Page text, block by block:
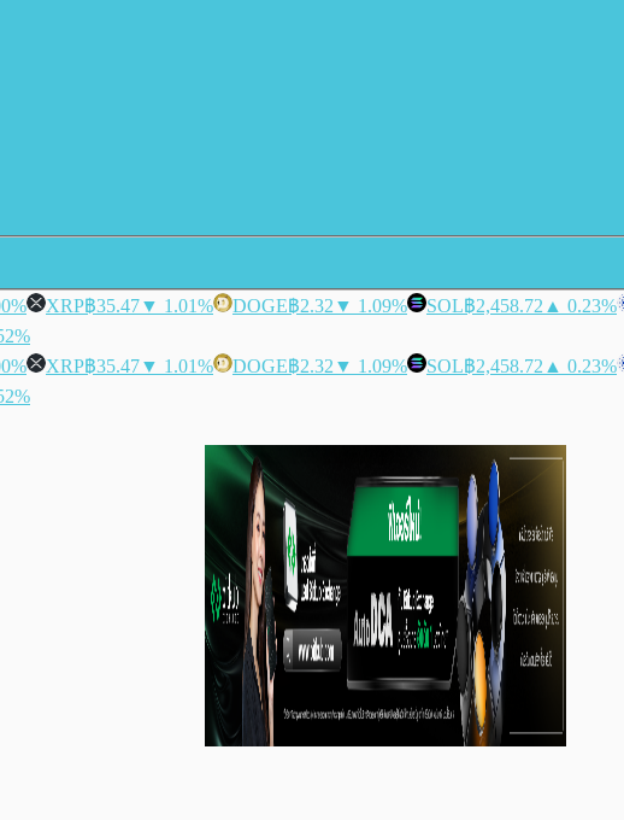
XRP฿35.47▼ 1.01% DOGE฿2.32 ▼ 1.09% SOL฿2,458.72 ▲ 0.23%
XRP฿35.47▼ 1.01% DOGE฿2.32 ▼ 1.09% SOL฿2,458.72 ▲ 0.23%